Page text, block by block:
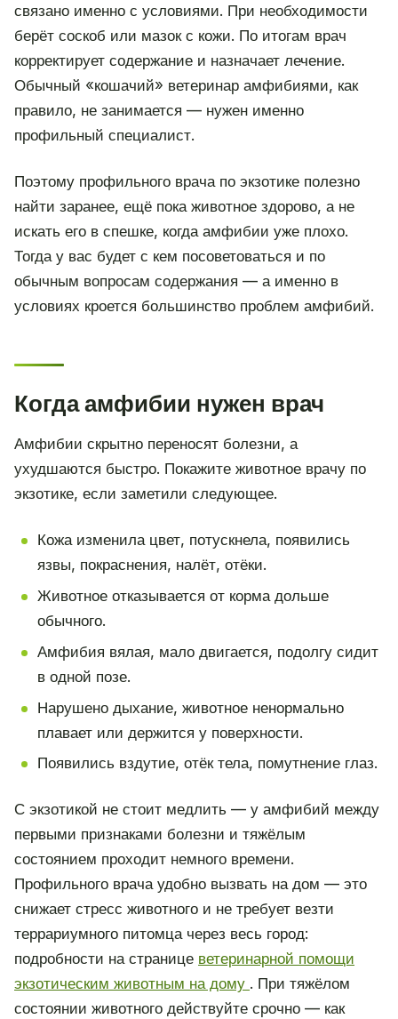
связано именно с условиями. При необходимости
берёт соскоб или мазок с кожи. По итогам врач
корректирует содержание и назначает лечение.
Обычный «кошачий» ветеринар амфибиями, как
правило, не занимается — нужен именно
профильный специалист.
Поэтому профильного врача по экзотике полезно
найти заранее, ещё пока животное здорово, а не
искать его в спешке, когда амфибии уже плохо.
Тогда у вас будет с кем посоветоваться и по
обычным вопросам содержания — а именно в
условиях кроется большинство проблем амфибий.
Когда амфибии нужен врач
Амфибии скрытно переносят болезни, а
ухудшаются быстро. Покажите животное врачу по
экзотике, если заметили следующее.
Кожа изменила цвет, потускнела, появились
язвы, покраснения, налёт, отёки.
Животное отказывается от корма дольше
обычного.
Амфибия вялая, мало двигается, подолгу сидит
в одной позе.
Нарушено дыхание, животное ненормально
плавает или держится у поверхности.
Появились вздутие, отёк тела, помутнение глаз.
С экзотикой не стоит медлить — у амфибий между
первыми признаками болезни и тяжёлым
состоянием проходит немного времени.
Профильного врача удобно вызвать на дом — это
снижает стресс животного и не требует везти
террариумного питомца через весь город:
подробности на странице ветеринарной помощи
экзотическим животным на дому . При тяжёлом
состоянии животного действуйте срочно — как